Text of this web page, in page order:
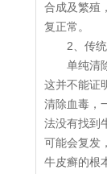
合成及繁殖
复正常。
2、传
单纯清
这并不能证
清除血毒，
法没有找到
可能会复发
牛皮癣的根